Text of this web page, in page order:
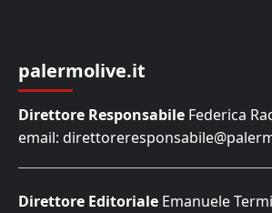
palermolive.it
Direttore Responsabile Federica
email:
Direttore Editoriale Emanuele